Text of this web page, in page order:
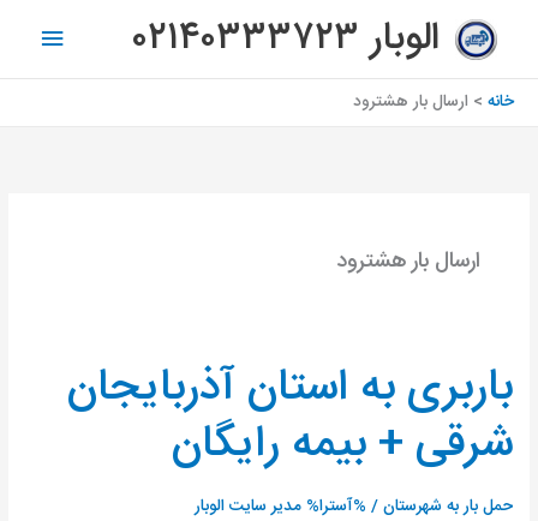
محتوا
الوبار ۰۲۱۴۰۳۳۳۷۲۳
اصلی
خانه ارسال بار هشترود
ارسال بار هشترود
باربری به استان آذربایجان
شرقی + بیمه رایگان
حمل بار به شهرستان/ %آسترا% مدیر سایت الوبار
باربری
به
استان
آذربایجان
شرقی